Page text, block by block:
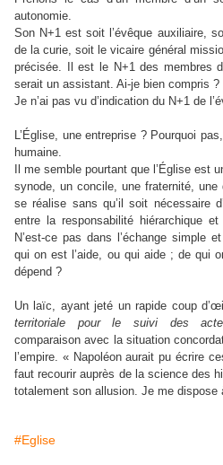
autonomie.
Son N+1 est soit l’évêque auxiliaire,
de la curie, soit le vicaire général
précisée. Il est le N+1 des membres
serait un assistant. Ai-je bien compris ?
Je n’ai pas vu d’indication du N+1 de
L’Église, une entreprise ? Pourquoi
humaine.
Il me semble pourtant que l’Église est
synode, un concile, une fraternité,
se réalise sans qu’il soit nécessaire
entre la responsabilité hiérarchique
N’est-ce pas dans l’échange simple
qui on est l’aide, ou qui aide ; de qui
dépend ?
Un laïc, ayant jeté un rapide coup
territoriale pour le suivi des
comparaison avec la situation
l’empire. « Napoléon aurait pu écrire
faut recourir auprès de la science des
totalement son allusion. Je me dispose
#Eglise